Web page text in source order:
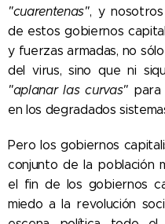
"cuarentenas", y
de estos gobiernos
y fuerzas armadas, no
del virus, sino que ni
"aplanar las curvas" para
en los degradados
Pero los gobiernos
conjunto de la población
el fin de los gobiernos
miedo a la revolución